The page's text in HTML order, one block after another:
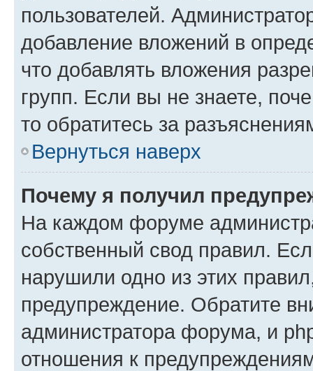
пользователей.
добавление вложений в
что добавлять вложения
групп. Если вы не знаете,
то обратитесь за
Вернуться наверх
Почему я получил
На каждом форуме
собственный свод правил.
нарушили одно из этих
предупреждение. Обратите
администратора форума, и
отношения к